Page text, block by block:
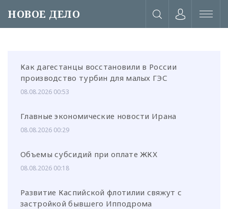
НОВОЕ ДЕЛО
или через соц. сети
Как дагестанцы восстановили в России
производство турбин для малых ГЭС
08.08.2026 00:53
Главные экономические новости Ирана
08.08.2026 00:29
Объемы субсидий при оплате ЖКХ
08.08.2026 00:18
Развитие Каспийской флотилии свяжут с
застройкой бывшего Ипподрома